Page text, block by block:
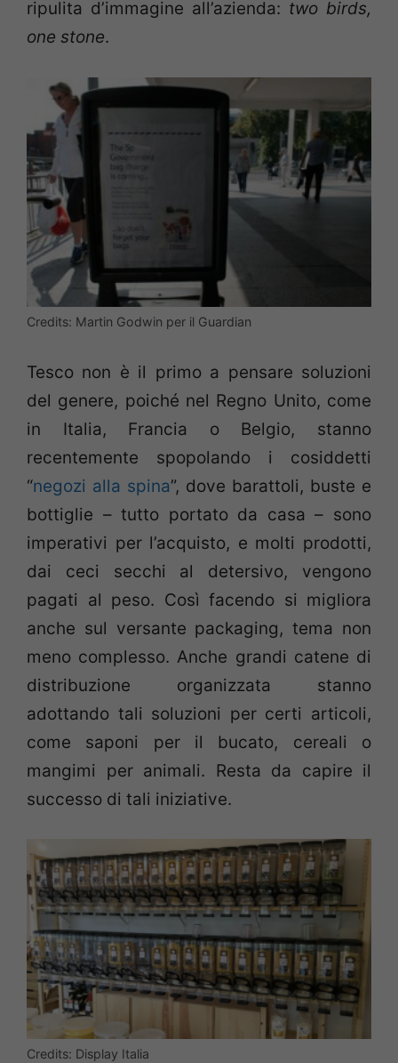
ripulita d’immagine all’azienda: two birds,
one stone.
Credits: Martin Godwin per il Guardian
Tesco non è il primo a pensare soluzioni
del genere, poiché nel Regno Unito, come
in Italia, Francia o Belgio, stanno
recentemente spopolando i cosiddetti
“negozi alla spina”, dove barattoli, buste e
bottiglie – tutto portato da casa – sono
imperativi per l’acquisto, e molti prodotti,
dai ceci secchi al detersivo, vengono
pagati al peso. Così facendo si migliora
anche sul versante packaging, tema non
meno complesso. Anche grandi catene di
distribuzione organizzata stanno
adottando tali soluzioni per certi articoli,
come saponi per il bucato, cereali o
mangimi per animali. Resta da capire il
successo di tali iniziative.
Credits: Display Italia